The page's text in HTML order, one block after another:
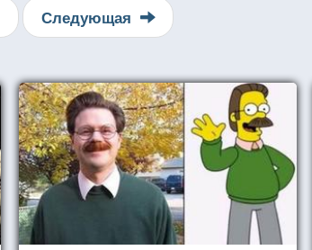
Следующая